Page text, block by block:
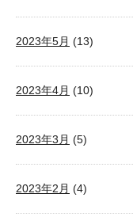
2023年5月 (13)
2023年4月 (10)
2023年3月 (5)
2023年2月 (4)